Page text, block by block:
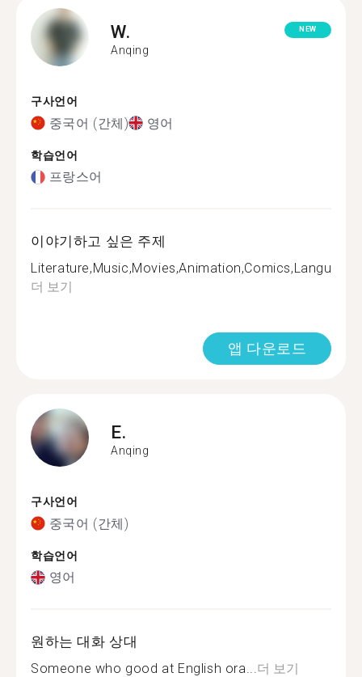
W.
Anqing
NEW
구사언어
중국어 (간체) 영어
학습언어
프랑스어
이야기하고 싶은 주제
더 보기
앱 다운로드
E.
Anqing
구사언어
중국어 (간체)
학습언어
영어
원하는 대화 상대
Someone who good at English ora...더 보기